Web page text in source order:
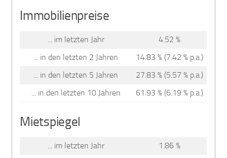
Immobilienpreise
... im letzten Jahr
4.52 %
... in den letzten 2 Jahren
14.83 % (7.42 % p.a.)
... in den letzten 5 Jahren
27.83 % (5.57 % p.a.)
... in den letzten 10 Jahren
61.93 % (6.19 % p.a.)
Mietspiegel
... im letzten Jahr
1.86 %